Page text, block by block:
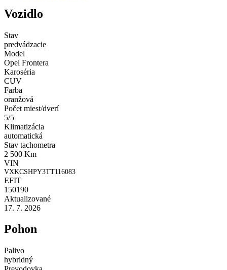
Vozidlo
Stav
predvádzacie
Model
Opel Frontera
Karoséria
CUV
Farba
oranžová
Počet miest/dverí
5/5
Klimatizácia
automatická
Stav tachometra
2 500 Km
VIN
VXKCSHPY3TT116083
EFIT
150190
Aktualizované
17. 7. 2026
Pohon
Palivo
hybridný